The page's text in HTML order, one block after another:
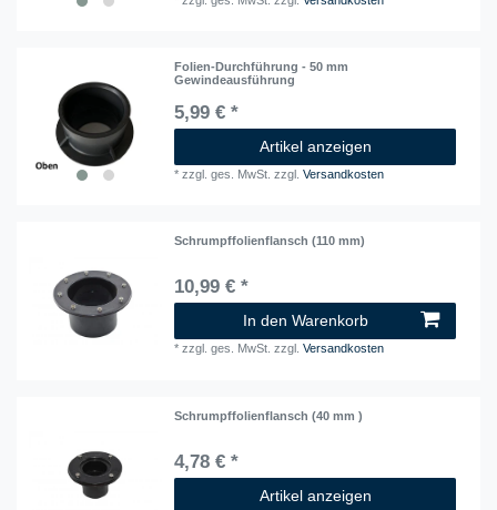
Folien-Durchführung - 50 mm
Gewindeausführung
5,99 € *
Artikel anzeigen
*zzgl. ges. MwSt. zzgl.Versandkosten
Schrumpffolienflansch (110 mm)
10,99 € *
In den Warenkorb
*zzgl. ges. MwSt. zzgl.Versandkosten
Schrumpffolienflansch (40 mm )
4,78 € *
Artikel anzeigen